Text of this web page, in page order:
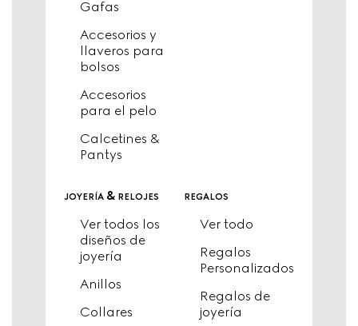
Gafas
Accesorios y
llaveros para
bolsos
Accesorios
para el pelo
Calcetines &
Pantys
joyería & relojes
Ver todos los
diseños de
joyería
Anillos
Collares
regalos
Ver todo
Regalos
Personalizados
Regalos de
joyería